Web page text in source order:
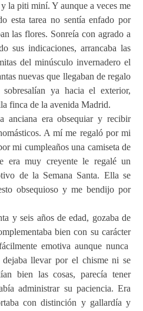
la piti miní. Y aunque a veces me
esta tarea no sentía enfado por
las flores. Sonreía con agrado a
sus indicaciones, arrancaba las
del minúsculo invernadero el
nuevas que llegaban de regalo
ya hacia el exterior,
finca de la avenida Madrid.
anciana era obsequiar y recibir
A mí me regaló por mi
mi cumpleaños una camiseta de
era muy creyente le regalé un
de la Semana Santa. Ella se
obsequioso y me bendijo por
y seis años de edad, gozaba de
bien con su carácter
emotiva aunque nunca
dejaba llevar por el chisme ni se
bien las cosas, parecía tener
administrar su paciencia. Era
con distinción y gallardía y